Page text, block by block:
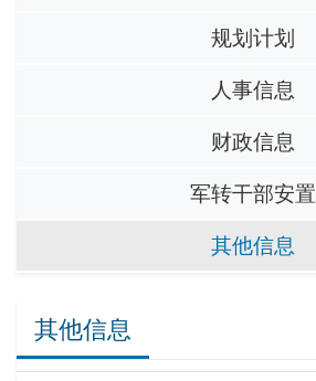
规划计划
人事信息
财政信息
军转干部安置
其他信息
其他信息